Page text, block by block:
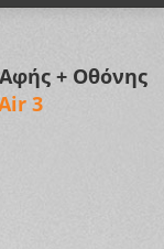
+ Οθόνης
3